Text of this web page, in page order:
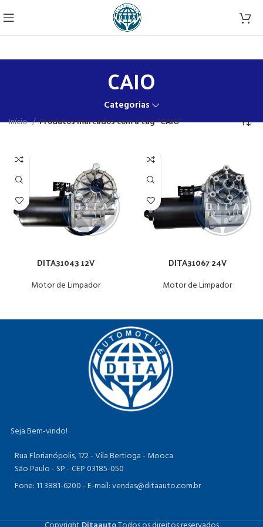
CAIO
Categorias
Início Produtos marcados com a tag “CAIO”
DITA31043 12V
Motor de Limpador
DITA31067 24V
Motor de Limpador
Seja Bem-vindo!
Rua Florianópolis, 172 - Vila Bertioga - Mooca
São Paulo - SP - CEP 03185-050
Fone: 11 3881-6200 -E-mail: vendas@ditaauto.com.br